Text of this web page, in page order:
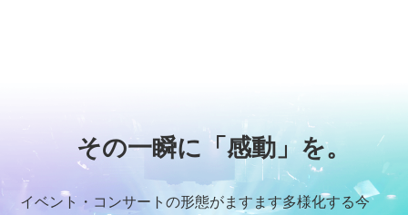
2026.02.02
その一瞬に「感動」を。
イベント・コンサートの形態がますます多様化する今